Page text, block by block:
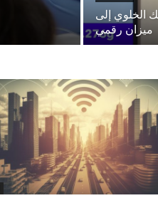
الخلوي إلى
ميزان رقمي